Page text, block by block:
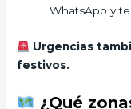
WhatsApp y
Urgencias
festivos.
¿Qué